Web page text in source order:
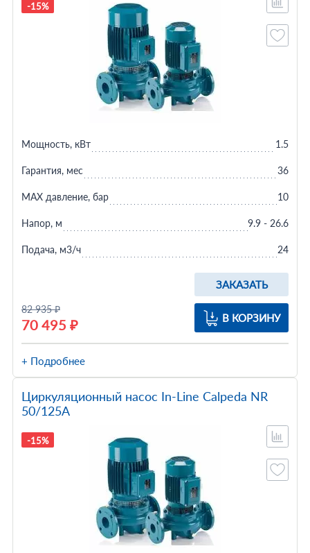
-15%
82 935 ₽
70 495 ₽
ЗАКАЗАТЬ
В КОРЗИНУ
Мощность, кВт 1.5
Гарантия, мес 36
MAX давление, бар 10
Напор, м 9.9 - 26.6
Подача, м3/ч 24
+ Подробнее
Циркуляционный насос In-Line Calpeda NR
50/125A
-15%